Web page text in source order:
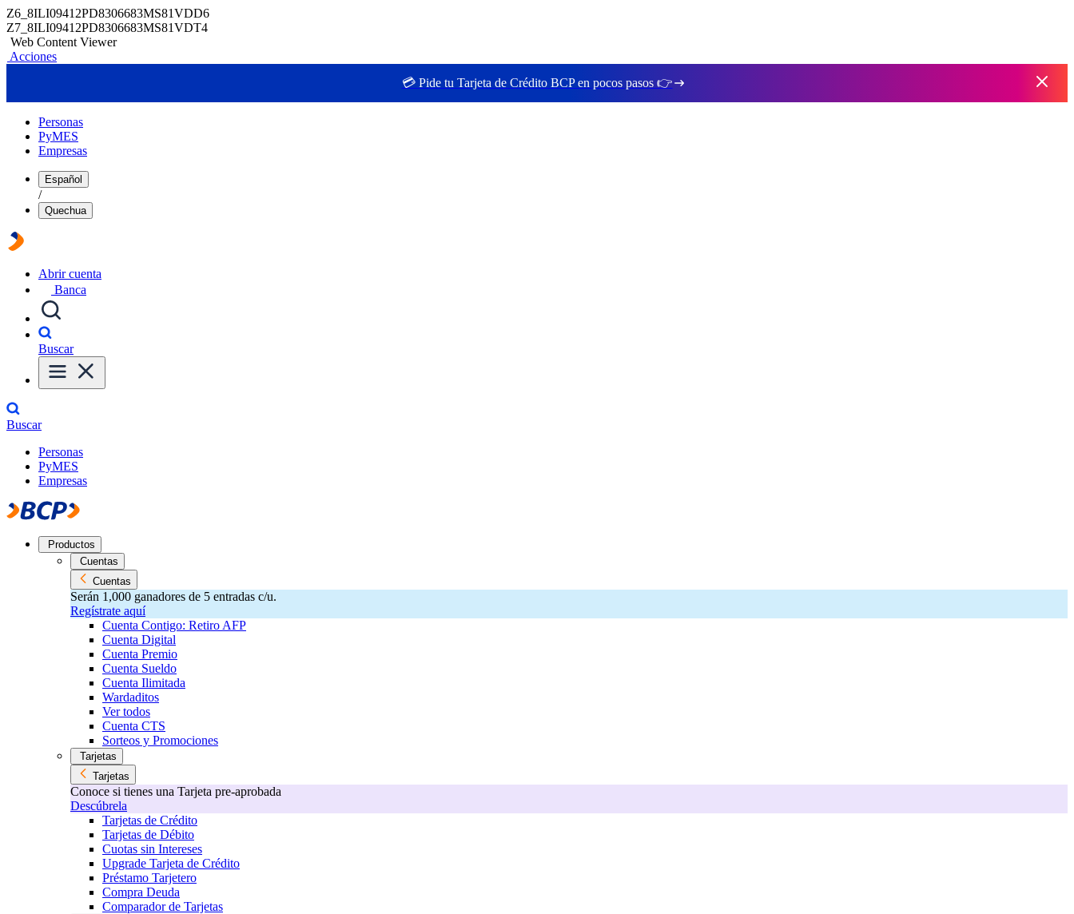
Z6_8ILI09412PD8306683MS81VDD6
Z7_8ILI09412PD8306683MS81VDT4
Web Content Viewer
Acciones
💳 Pide tu Tarjeta de Crédito BCP en pocos pasos 👉
Personas
PyMES
Empresas
Español
/
Quechua
Abrir cuenta
Banca
Buscar
Buscar
Personas
PyMES
Empresas
Productos
Cuentas
Cuentas
Serán 1,000 ganadores de 5 entradas c/u.
Regístrate aquí
Cuenta Contigo: Retiro AFP
Cuenta Digital
Cuenta Premio
Cuenta Sueldo
Cuenta Ilimitada
Wardaditos
Ver todos
Cuenta CTS
Sorteos y Promociones
Tarjetas
Tarjetas
Conoce si tienes una Tarjeta pre-aprobada
Descúbrela
Tarjetas de Crédito
Tarjetas de Débito
Cuotas sin Intereses
Upgrade Tarjeta de Crédito
Préstamo Tarjetero
Compra Deuda
Comparador de Tarjetas